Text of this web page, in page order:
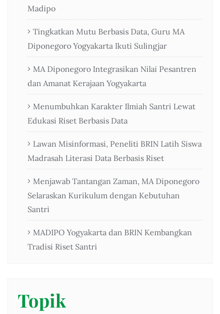
Madipo
Tingkatkan Mutu Berbasis Data, Guru MA
Diponegoro Yogyakarta Ikuti Sulingjar
MA Diponegoro Integrasikan Nilai Pesantren
dan Amanat Kerajaan Yogyakarta
Menumbuhkan Karakter Ilmiah Santri Lewat
Edukasi Riset Berbasis Data
Lawan Misinformasi, Peneliti BRIN Latih Siswa
Madrasah Literasi Data Berbasis Riset
Menjawab Tantangan Zaman, MA Diponegoro
Selaraskan Kurikulum dengan Kebutuhan
Santri
MADIPO Yogyakarta dan BRIN Kembangkan
Tradisi Riset Santri
Topik